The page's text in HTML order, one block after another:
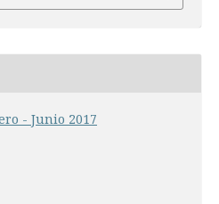
- Junio 2017